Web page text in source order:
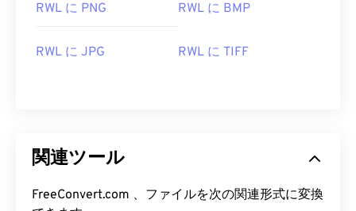
RWL に PNG RWL に BMP
RWL に JPG RWL に TIFF
関連ツール
FreeConvert.com 、ファイルを次の関連形式に変換